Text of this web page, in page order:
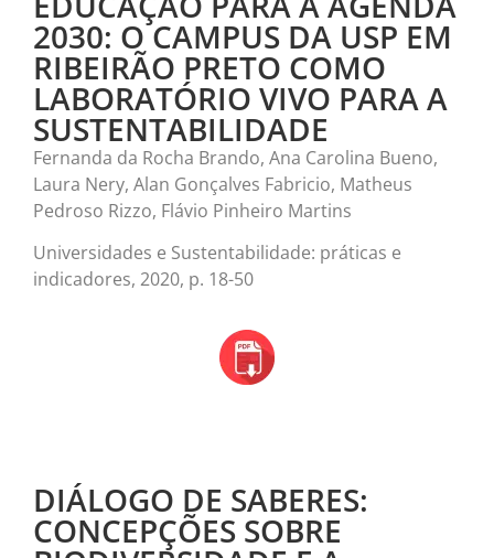
2030: O CAMPUS DA USP EM
RIBEIRÃO PRETO COMO
LABORATÓRIO VIVO PARA A
SUSTENTABILIDADE
Fernanda da Rocha Brando, Ana Carolina Bueno,
Laura Nery, Alan Gonçalves Fabricio, Matheus
Pedroso Rizzo, Flávio Pinheiro Martins
Universidades e Sustentabilidade: práticas e
indicadores, 2020, p. 18-50
DIÁLOGO DE SABERES:
CONCEPÇÕES SOBRE